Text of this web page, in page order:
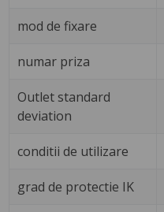
mod de fixare
numar priza
Outlet standard
deviation
conditii de utilizare
grad de protectie IK